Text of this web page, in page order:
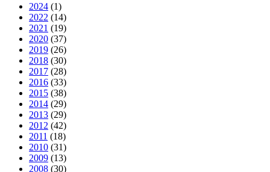
2024 (1)
2022 (14)
2021 (19)
2020 (37)
2019 (26)
2018 (30)
2017 (28)
2016 (33)
2015 (38)
2014 (29)
2013 (29)
2012 (42)
2011 (18)
2010 (31)
2009 (13)
2008 (30)